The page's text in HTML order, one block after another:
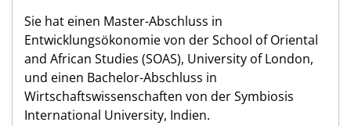
Sie hat einen Master-Abschluss in
Entwicklungsökonomie von der School of Oriental
and African Studies (SOAS), University of London,
und einen Bachelor-Abschluss in
Wirtschaftswissenschaften von der Symbiosis
International University, Indien.